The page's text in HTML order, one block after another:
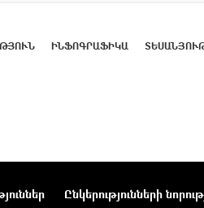
ԻՆՖՈԳՐԱՖԻԿԱ
Ընկերությունների